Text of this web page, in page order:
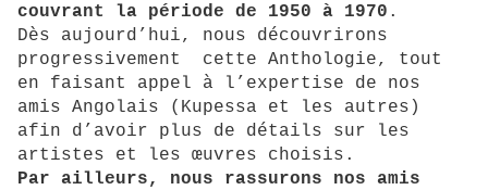
couvrant la période de 1950 à 1970 .
Dès aujourd’hui, nous découvrirons
progressivement cette Anthologie, tout
en faisant appel à l’expertise de nos
amis Angolais (Kupessa et les autres)
afin d’avoir plus de détails sur les
artistes et les œuvres choisis.
Par ailleurs, nous rassurons nos amis